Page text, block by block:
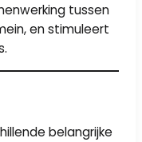
tussen
en stimuleert
belangrijke